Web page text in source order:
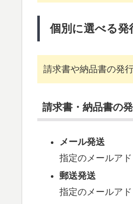
個別に選べる発
請求書や納品書の発行
請求書・納品書の
メール発送
指定のメールア
郵送発送
指定のメールア